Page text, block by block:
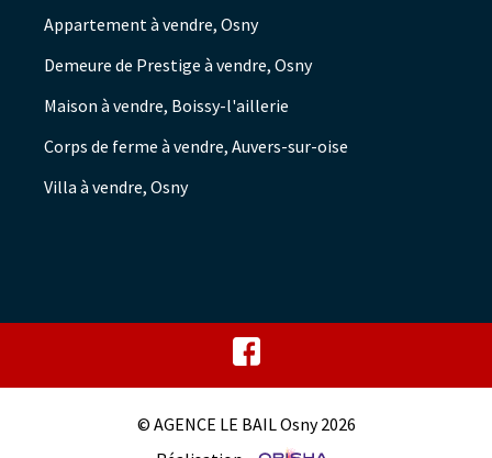
Appartement à vendre, Osny
Demeure de Prestige à vendre, Osny
Maison à vendre, Boissy-l'aillerie
Corps de ferme à vendre, Auvers-sur-oise
Villa à vendre, Osny
© AGENCE LE BAIL Osny 2026